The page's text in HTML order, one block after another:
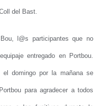
del Bast.
l@s participantes que no
entregado en Portbou.
domingo por la mañana se
para agradecer a todos